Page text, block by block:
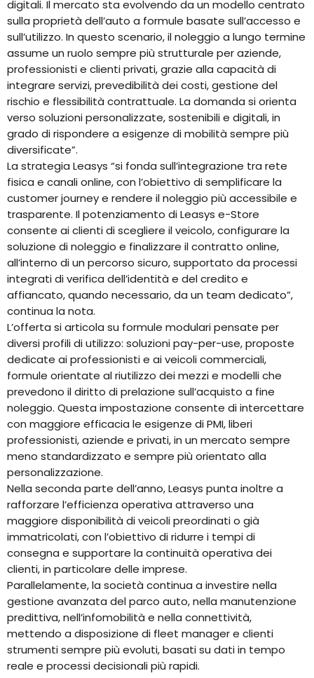
digitali. Il mercato sta evolvendo da un modello centrato
sulla proprietà dell’auto a formule basate sull’accesso e
sull’utilizzo. In questo scenario, il noleggio a lungo termine
assume un ruolo sempre più strutturale per aziende,
professionisti e clienti privati, grazie alla capacità di
integrare servizi, prevedibilità dei costi, gestione del
rischio e flessibilità contrattuale. La domanda si orienta
verso soluzioni personalizzate, sostenibili e digitali, in
grado di rispondere a esigenze di mobilità sempre più
diversificate”.
La strategia Leasys “si fonda sull’integrazione tra rete
fisica e canali online, con l’obiettivo di semplificare la
customer journey e rendere il noleggio più accessibile e
trasparente. Il potenziamento di Leasys e-Store
consente ai clienti di scegliere il veicolo, configurare la
soluzione di noleggio e finalizzare il contratto online,
all’interno di un percorso sicuro, supportato da processi
integrati di verifica dell’identità e del credito e
affiancato, quando necessario, da un team dedicato”,
continua la nota.
L’offerta si articola su formule modulari pensate per
diversi profili di utilizzo: soluzioni pay-per-use, proposte
dedicate ai professionisti e ai veicoli commerciali,
formule orientate al riutilizzo dei mezzi e modelli che
prevedono il diritto di prelazione sull’acquisto a fine
noleggio. Questa impostazione consente di intercettare
con maggiore efficacia le esigenze di PMI, liberi
professionisti, aziende e privati, in un mercato sempre
meno standardizzato e sempre più orientato alla
personalizzazione.
Nella seconda parte dell’anno, Leasys punta inoltre a
rafforzare l’efficienza operativa attraverso una
maggiore disponibilità di veicoli preordinati o già
immatricolati, con l’obiettivo di ridurre i tempi di
consegna e supportare la continuità operativa dei
clienti, in particolare delle imprese.
Parallelamente, la società continua a investire nella
gestione avanzata del parco auto, nella manutenzione
predittiva, nell’infomobilità e nella connettività,
mettendo a disposizione di fleet manager e clienti
strumenti sempre più evoluti, basati su dati in tempo
reale e processi decisionali più rapidi.